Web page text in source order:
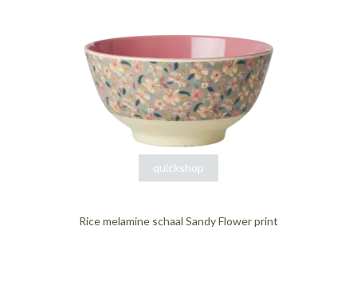
quickshop
Rice melamine schaal Sandy Flower print